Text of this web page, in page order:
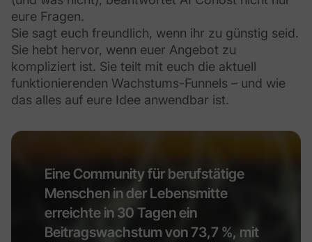
eure Fragen.
Sie sagt euch freundlich, wenn ihr zu günstig seid.
Sie hebt hervor, wenn euer Angebot zu
kompliziert ist. Sie teilt mit euch die aktuell
funktionierenden Wachstums-Funnels – und wie
das alles auf eure Idee anwendbar ist.
Eine Community für berufstätige
Menschen in der Lebensmitte
erreichte in 30 Tagen ein
Beitragswachstum von 73,7 %, mit